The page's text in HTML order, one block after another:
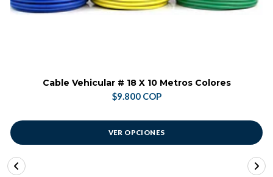
Cable Vehicular # 18 X 10 Metros Colores
$9.800 COP
VER OPCIONES